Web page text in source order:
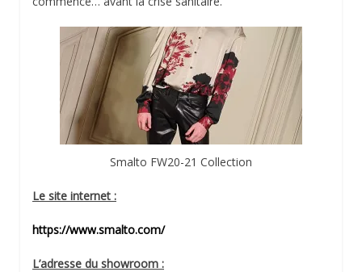
Smalto FW20-21 Collection
Le site internet :
https://www.smalto.com/
L’adresse du showroom :